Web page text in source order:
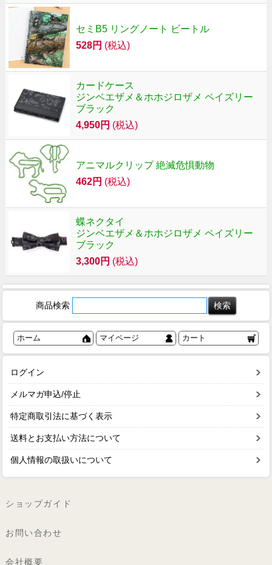
セミB5 リングノート ビートル
528円 (税込)
カードケース
ジンベエザメ＆ホホジロザメ ペイズリー
ブラック
4,950円 (税込)
アニマルクリップ 絶滅危惧動物
462円 (税込)
蝶ネクタイ
ジンベエザメ＆ホホジロザメ ペイズリー
ブラック
3,300円 (税込)
商品検索
ホーム マイページ カート
ログイン
メルマガ申込/停止
特定商取引法に基づく表示
送料とお支払い方法について
個人情報の取扱いについて
ショップガイド
お問い合わせ
会社概要